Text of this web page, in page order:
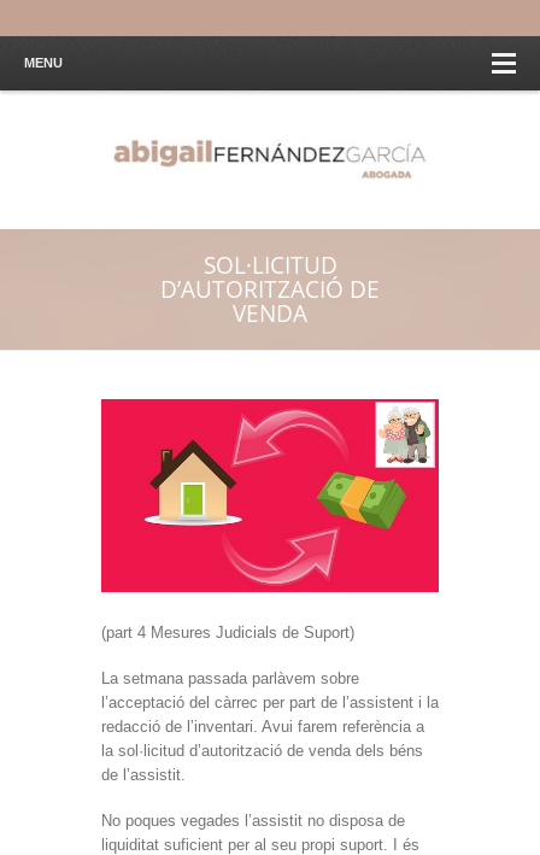
MENU
SOL·LICITUD
D’AUTORITZACIÓ DE
VENDA
(part 4 Mesures Judicials de Suport)
La setmana passada parlàvem sobre
l’acceptació del càrrec per part de l’assistent i la
redacció de l’inventari. Avui farem referència a
la sol·licitud d’autorització de venda dels béns
de l’assistit.
No poques vegades l’assistit no disposa de
liquiditat suficient per al seu propi suport. I és